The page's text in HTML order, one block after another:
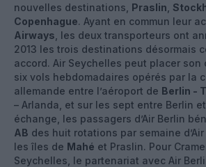
nouvelles destinations, Praslin
Copenhague. Ayant en commun leur
Airways , les deux transporteurs ont
2013 les trois destinations désormais
accord. Air Seychelles peut placer son
six vols hebdomadaires opérés par la
allemande entre l’aéroport de Berlin -
– Arlanda, et sur les sept entre Berlin
échange, les passagers d’Air Berlin
AB des huit rotations par semaine
les îles de Mahé et Praslin. Pour
Seychelles, le partenariat avec Air